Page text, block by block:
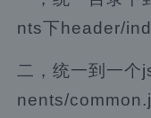
nts下header/
二，统一到一
nents/